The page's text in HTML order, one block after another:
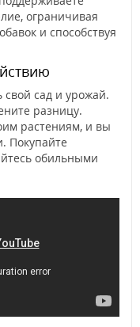
ограничивая
и способствуя
свой сад и урожай.
разницу.
растениям, и вы
Покупайте
обильными